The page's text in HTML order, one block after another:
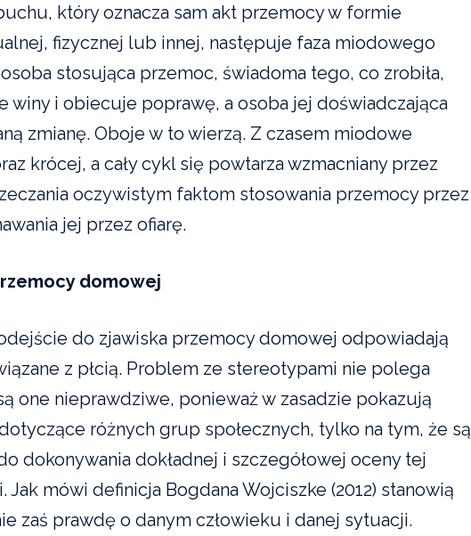
który oznacza sam akt przemocy w formie
fizycznej lub innej, następuje faza miodowego
stosująca przemoc, świadoma tego, co zrobiła,
winy i obiecuje poprawę, a osoba jej doświadczająca
zmianę. Oboje w to wierzą. Z czasem miodowe
krócej, a cały cykl się powtarza wzmacniany przez
oczywistym faktom stosowania przemocy przez
jej przez ofiarę.
domowej
do zjawiska przemocy domowej odpowiadają
z płcią. Problem ze stereotypami nie polega
one nieprawdziwe, ponieważ w zasadzie pokazują
różnych grup społecznych, tylko na tym, że są
dokonywania dokładnej i szczegółowej oceny tej
Jak mówi definicja Bogdana Wojciszke (2012) stanowią
zaś prawdę o danym człowieku i danej sytuacji.